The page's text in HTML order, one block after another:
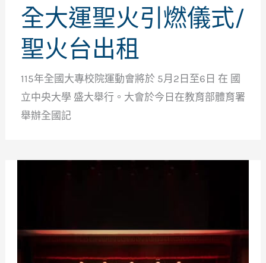
全大運聖火引燃儀式/
聖火台出租
115年全國大專校院運動會將於 5月2日至6日 在 國
立中央大學 盛大舉行。大會於今日在教育部體育署
舉辦全國記